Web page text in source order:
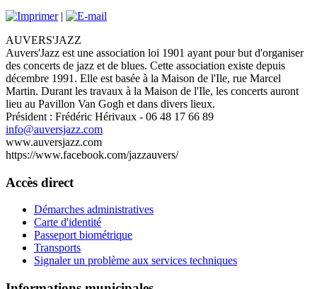
|
AUVERS'JAZZ
Auvers'Jazz est une association loi 1901 ayant pour but d'organiser
des concerts de jazz et de blues. Cette association existe depuis
décembre 1991. Elle est basée à la Maison de l'Ile, rue Marcel
Martin. Durant les travaux à la Maison de l'Ile, les concerts auront
lieu au Pavillon Van Gogh et dans divers lieux.
Président : Frédéric Hérivaux - 06 48 17 66 89
info@auversjazz.com
www.auversjazz.com
https://www.facebook.com/jazzauvers/
Accès direct
Démarches administratives
Carte d'identité
Passeport biométrique
Transports
Signaler un problème aux services techniques